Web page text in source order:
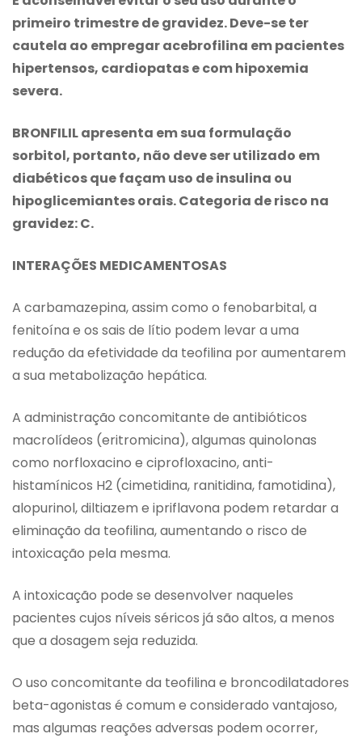
primeiro trimestre de gravidez. Deve-se ter
cautela ao empregar acebrofilina em pacientes
hipertensos, cardiopatas e com hipoxemia
severa.
BRONFILIL apresenta em sua formulação
sorbitol, portanto, não deve ser utilizado em
diabéticos que façam uso de insulina ou
hipoglicemiantes orais. Categoria de risco na
gravidez: C.
INTERAÇÕES MEDICAMENTOSAS
A carbamazepina, assim como o fenobarbital, a
fenitoína e os sais de lítio podem levar a uma
redução da efetividade da teofilina por aumentarem
a sua metabolização hepática.
A administração concomitante de antibióticos
macrolídeos (eritromicina), algumas quinolonas
como norfloxacino e ciprofloxacino, anti-
histamínicos H2 (cimetidina, ranitidina, famotidina),
alopurinol, diltiazem e ipriflavona podem retardar a
eliminação da teofilina, aumentando o risco de
intoxicação pela mesma.
A intoxicação pode se desenvolver naqueles
pacientes cujos níveis séricos já são altos, a menos
que a dosagem seja reduzida.
O uso concomitante da teofilina e broncodilatadores
beta-agonistas é comum e considerado vantajoso,
mas algumas reações adversas podem ocorrer,